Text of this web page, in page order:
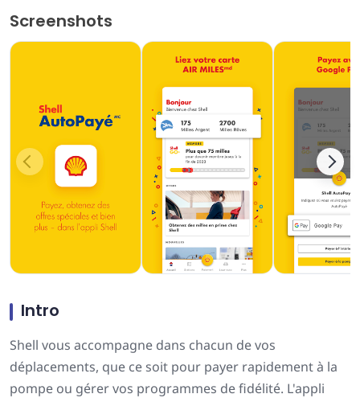
Screenshots
Intro
Shell vous accompagne dans chacun de vos
déplacements, que ce soit pour payer rapidement à la
pompe ou gérer vos programmes de fidélité. L'appli